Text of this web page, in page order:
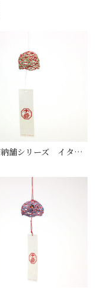
平岡結納舗シリーズ イタリー